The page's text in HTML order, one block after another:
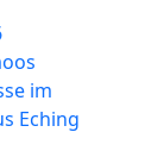
im
Eching